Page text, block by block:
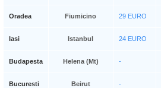
Oradea Fiumicino 29 EURO
Iasi Istanbul 24 EURO
Budapesta Helena (mt) -
Bucuresti Beirut -